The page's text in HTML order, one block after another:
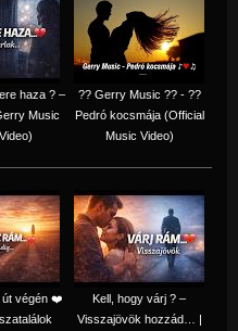
haza ? –
Music
?? Gerry Music ?? - ??
Pedró kocsmája (Official
Music Video)
út végén ❤️
Kell, hogy várj ? –
Visszajövök hozzád… |